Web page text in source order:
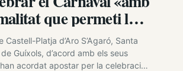
que permeti la
Platja d’Aro S’Agaró, Santa
Guíxols, d’acord amb els seus
acordat apostar per la celebració